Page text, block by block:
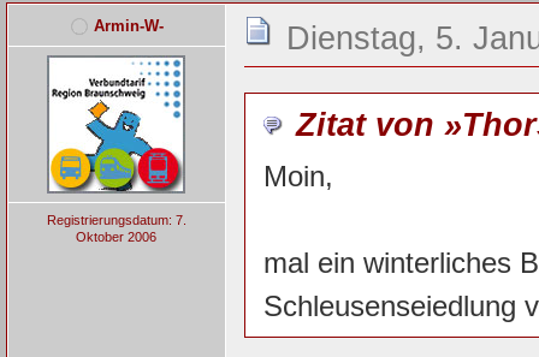
Armin-W-
Registrierungsdatum: 7.
Oktober 2006
Dienstag, 5.
Zitat von
Moin,
mal ein winterliches
Schleusenseiedlung